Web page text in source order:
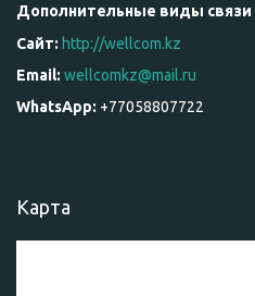
http://wellcom.kz
wellcomkz@mail.ru
+77058807722
Карта